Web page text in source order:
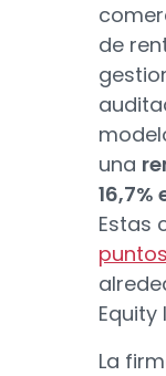
de
una
16,7%
Estas
La